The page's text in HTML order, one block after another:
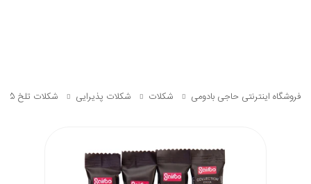
فروشگاه اینترنتی حاجی بادومی شکلات شکلات پذیرایی شکلات تلخ 75 درصد سایرو